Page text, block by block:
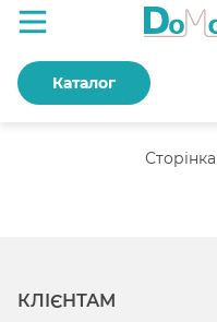
Каталог
КЛІЄНТАМ